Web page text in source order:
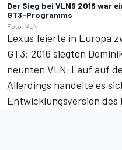
Der Sieg bei VLN9 2016 war
GT3-Programms
Foto: VLN
Lexus feierte in Europa
GT3: 2016 siegten
neunten VLN-Lauf auf
Allerdings handelte es
Entwicklungsversion des